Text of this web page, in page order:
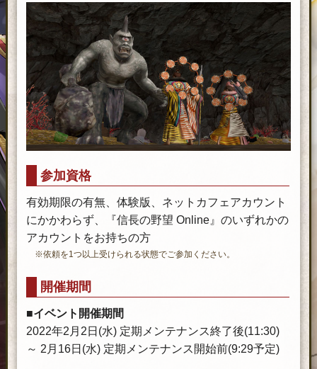
参加資格
有効期限の有無、体験版、ネットカフェアカウント
にかかわらず、『信長の野望 Online』のいずれかの
アカウントをお持ちの方
※依頼を1つ以上受けられる状態でご参加ください。
開催期間
■イベント開催期間
2022年2月2日(水) 定期メンテナンス終了後(11:30)
～ 2月16日(水) 定期メンテナンス開始前(9:29予定)